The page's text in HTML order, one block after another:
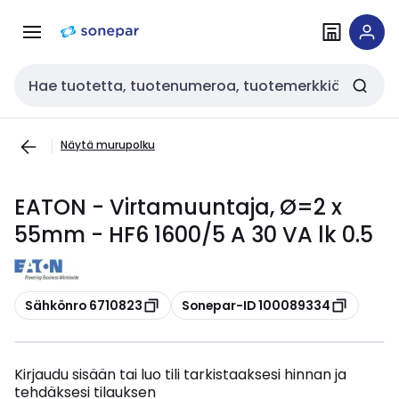
navigointiinsisältöön
Haku
Näytä murupolku
EATON - Virtamuuntaja, Ø=2 x
55mm - HF6 1600/5 A 30 VA lk 0.5
Kopioi
Sähkönro 6710823 Kopioi
Sonepar-ID 100089334
Kirjaudu sisään tai luo tili tarkistaaksesi hinnan ja
tehdäksesi tilauksen